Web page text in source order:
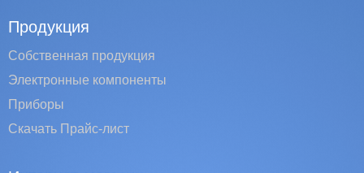
Продукция
Собственная продукция
Электронные компоненты
Приборы
Скачать Прайс-лист